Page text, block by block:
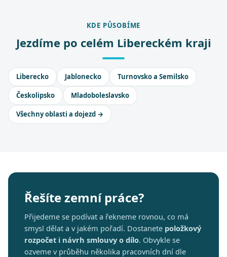
KDE PŮSOBÍME
Jezdíme po celém Libereckém kraji
Liberecko Jablonecko Turnovsko a Semilsko
Českolipsko Mladoboleslavsko
Všechny oblasti a dojezd →
Řešíte zemní práce?
Přijedeme se podívat a řekneme rovnou, co má
smysl dělat a v jakém pořadí. Dostanete položkový
rozpočet i návrh smlouvy o dílo. Obvykle se
ozveme v průběhu několika pracovních dní dle